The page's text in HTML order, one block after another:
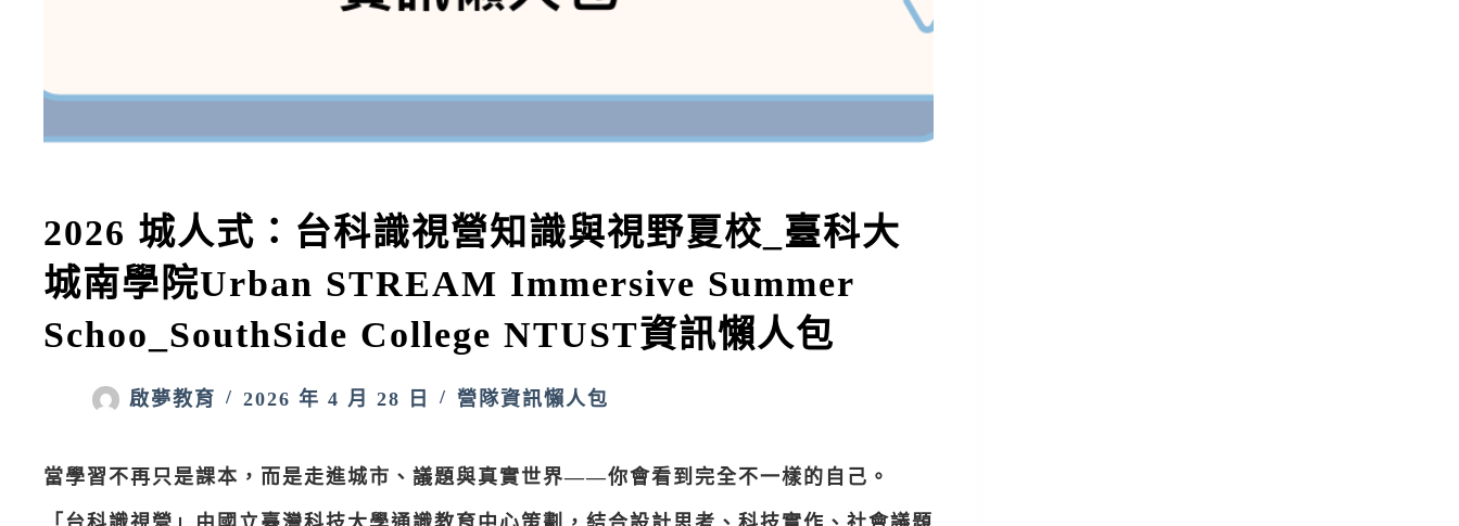
2026 城人式：台科識視營知識與視野夏校_臺科大
城南學院Urban STREAM Immersive Summer
Schoo_SouthSide College NTUST資訊懶人包
啟夢教育 2026 年 4 月 28 日 營隊資訊懶人包
當學習不再只是課本，而是走進城市、議題與真實世界——你會看到完全不一樣的自己。